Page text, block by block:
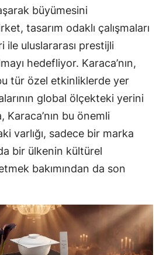
büyümesini
tasarım odaklı çalışmaları
ile uluslararası prestijli
hedefliyor. Karaca’nın,
tür özel etkinliklerde yer
global ölçekteki yerini
Karaca’nın bu önemli
varlığı, sadece bir marka
bir ülkenin kültürel
bakımından da son